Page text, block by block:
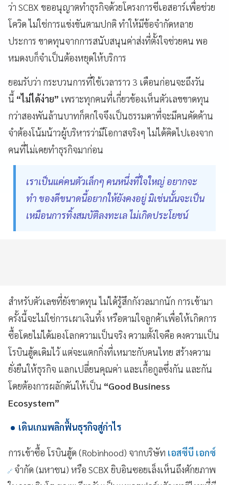
ว่า SCBX ขออนุญาตทำธุรกิจด้วยโครงการซีเอสอาร์เพื่อช่วย
โควิด ไม่ใช่การแข่งขันตามปกติ ทำให้มีข้อจำกัดหลาย
ประการ ขาดทุนจากการสนับสนุนค่าส่งที่ตั้งใจช่วยคน พอ
หมดงบก็จำเป็นต้องหยุดให้บริการ
ยอมรับว่า กระบวนการที่ใช้เวลาราว 3 เดือนก่อนจะถึงวัน
นี้ “ไม่ได้ง่าย” เพราะทุกคนที่เกี่ยวข้องเห็นตัวเลขขาดทุน
กว่าสองพันล้านบาทก็ตกใจจึงเป็นธรรมดาที่จะมีคนคัดค้าน
จำต้องโน้มน้าวผู้บริหารว่ามีโอกาสจริงๆ ไม่ได้คิดไปเองจาก
คนที่ไม่เคยทำธุรกิจมาก่อน
เราเป็นแค่คนตัวเล็กๆ คนหนึ่งที่ใจใหญ่ อยากจะ
ทำ ของดีขนาดนี้อยากให้ยังคงอยู่ มิเช่นนั้นจะเป็น
เหมือนการทิ้งสมบัติลงทะเล ไม่เกิดประโยชน์
สำหรับตัวเลขที่ยังขาดทุน ไม่ได้รู้สึกกังวลมากนัก การเข้ามา
ครั้งนี้จะไม่ใช่การเผาเงินทิ้ง หรือตามใจลูกค้าเพื่อให้เกิดการ
ซื้อโดยไม่ได้มองโลกความเป็นจริง ความตั้งใจคือ คงความเป็น
โรบินฮู้ดเดิมไว้ แต่จะแตกกิ่งที่เหมาะกับคนไทย สร้างความ
ยั่งยืนให้ธุรกิจ แลกเปลี่ยนคุณค่า และเกื้อกูลซึ่งกัน และกัน
โดยต้องการผลักดันให้เป็น “Good Business
Ecosystem”
เดินเกมพลิกฟื้นธุรกิจสู่กำไร
การเข้าซื้อ โรบินฮู้ด (Robinhood) จากบริษัท เอสซีบี เอกซ์
จำกัด (มหาชน) หรือ SCBX ยิบอินซอยเล็งเห็นถึงศักยภาพ